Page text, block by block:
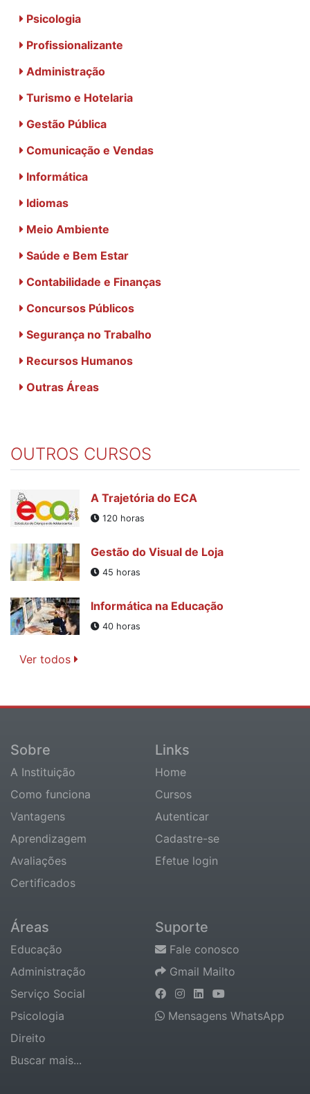
Psicologia
Profissionalizante
Administração
Turismo e Hotelaria
Gestão Pública
Comunicação e Vendas
Informática
Idiomas
Meio Ambiente
Saúde e Bem Estar
Contabilidade e Finanças
Concursos Públicos
Segurança no Trabalho
Recursos Humanos
Outras Áreas
OUTROS CURSOS
A Trajetória do ECA
120 horas
Gestão do Visual de Loja
45 horas
Informática na Educação
40 horas
Ver todos
Sobre
A Instituição
Como funciona
Vantagens
Aprendizagem
Avaliações
Certificados
Links
Home
Cursos
Autenticar
Cadastre-se
Efetue login
Áreas
Educação
Administração
Serviço Social
Psicologia
Direito
Buscar mais...
Suporte
Fale conosco
Gmail Mailto
Mensagens WhatsApp